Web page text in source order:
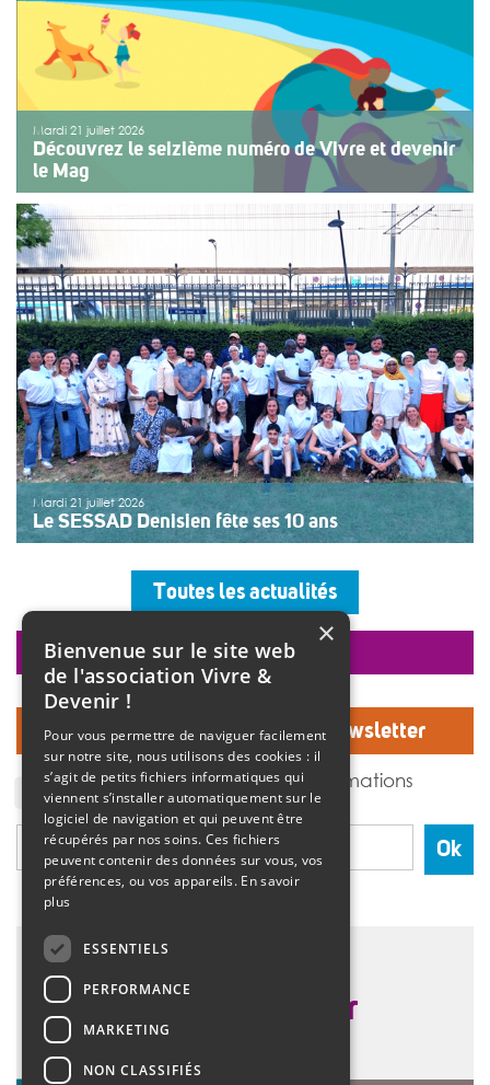
Mardi 21 juillet 2026
Découvrez le seizième numéro de Vivre et devenir
le Mag
Le numéro du mois de juillet 2026 de Vivre et devenir, Le
Mag, vient de paraître. Le dossier central se concentre
sur les vacances pour tous. Vivre et devenir a lancé un
plan d’action afin de rendre les vacances accessibles
[…]
>>Lire la suite
Mardi 21 juillet 2026
Le SESSAD Denisien fête ses 10 ans
accueillaient les invités autour d’un buffet, dans une
ambiance musicale live assurée par un groupe de
musiciens. Christine Manadi, directrice du SESSAD
depuis sa création, est revenue sur l’histoire […]
>>Lire la suite
Toutes les actualités
Inscrivez-vous à notre Newsletter
J'accepte de recevoir des informations
de l'association Vivre et devenir.
Ok
faire un don
×
Bienvenue sur le site web
de l'association Vivre &
Devenir !
Pour vous permettre de naviguer facilement
sur notre site, nous utilisons des cookies : il
s’agit de petits fichiers informatiques qui
viennent s’installer automatiquement sur le
logiciel de navigation et qui peuvent être
récupérés par nos soins. Ces fichiers
peuvent contenir des données sur vous, vos
préférences, ou vos appareils. En savoir
plus
ESSENTIELS
PERFORMANCE
MARKETING
NON CLASSIFIÉS